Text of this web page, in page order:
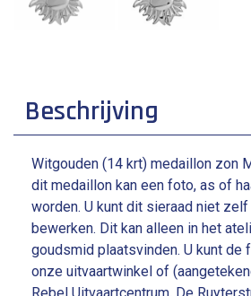
Beschrijving
Witgouden (14 krt) medaillon zon
dit medaillon kan een foto, as of
worden. U kunt dit sieraad niet
bewerken. Dit kan alleen in het
goudsmid plaatsvinden. U kunt de
onze uitvaartwinkel of